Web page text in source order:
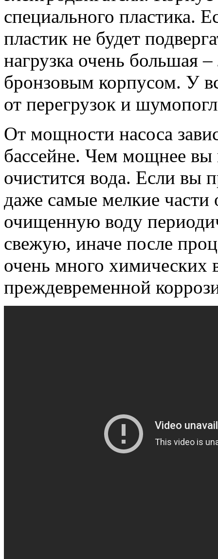
специального пластика.
пластик не будет
нагрузка очень большая
бронзовым корпусом. У
от перегрузок и
От мощности насоса
бассейне. Чем мощнее вы
очистится вода. Если вы
даже самые мелкие части
очищенную воду
свежую, иначе после
очень много химических
преждевременной